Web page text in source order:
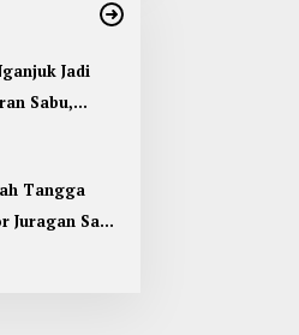
Jadi
Sabu,
Tangga
Juragan Sapi